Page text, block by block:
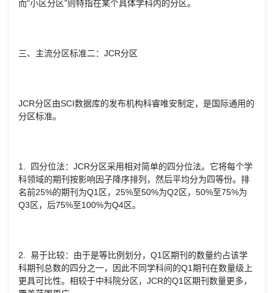
而“小区分区”则特指在某个具体学科内的分区。
三、主流分区标准二：JCR分区
JCR分区由SCI数据库的发布机构科睿唯安制定，是国际通用的
分区标准。
1. 四分位法：JCR分区采用相对简单的四分位法。它将每个学
科领域的期刊按影响因子降序排列，然后平均分为四等份。排
名前25%的期刊为Q1区，25%至50%为Q2区，50%至75%为
Q3区，后75%至100%为Q4区。
2. 易于比较：由于是等比例划分，Q1区期刊的数量约占该学
科期刊总数的四分之一，因此不同学科间的Q1期刊在数量级上
更具可比性。相较于中科院分区，JCR的Q1区期刊数量更多，